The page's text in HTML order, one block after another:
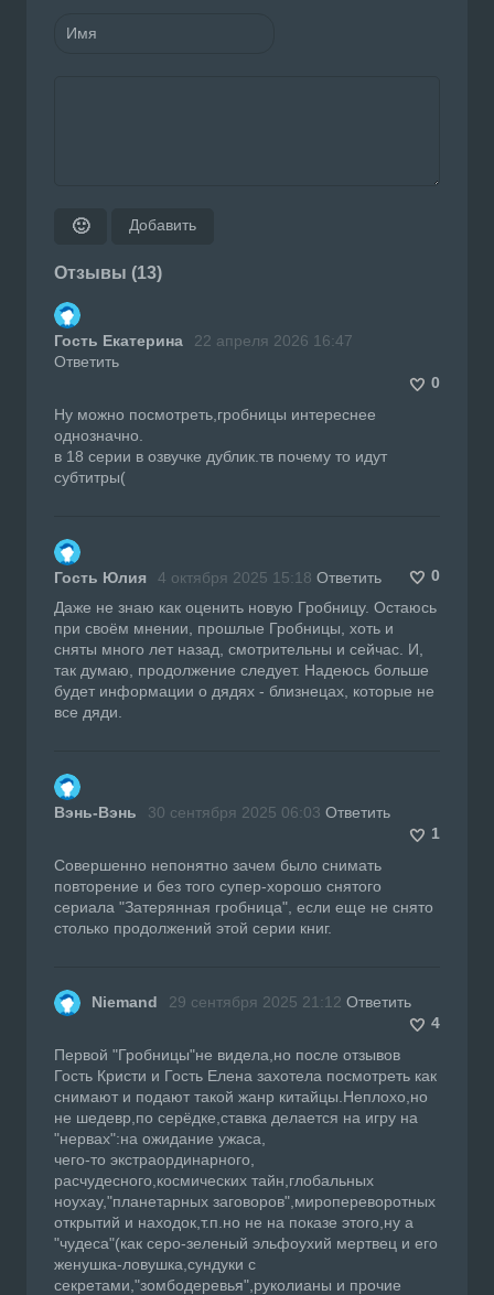
🙂 Добавить
Отзывы (13)
Гость Екатерина
22 апреля 2026 16:47
Ответить
0
Ну можно посмотреть,гробницы интереснее
однозначно.
в 18 серии в озвучке дублик.тв почему то идут
субтитры(
Гость Юлия 4 октября 2025 15:18 Ответить
0
Даже не знаю как оценить новую Гробницу. Остаюсь
при своём мнении, прошлые Гробницы, хоть и
сняты много лет назад, смотрительны и сейчас. И,
так думаю, продолжение следует. Надеюсь больше
будет информации о дядях - близнецах, которые не
все дяди.
Вэнь-Вэнь 30 сентября 2025 06:03 Ответить
1
Совершенно непонятно зачем было снимать
повторение и без того супер-хорошо снятого
сериала "Затерянная гробница", если еще не снято
столько продолжений этой серии книг.
Niemand 29 сентября 2025 21:12 Ответить
4
Первой "Гробницы"не видела,но после отзывов
Гость Кристи и Гость Елена захотела посмотреть как
снимают и подают такой жанр китайцы.Неплохо,но
не шедевр,по серёдке,ставка делается на игру на
"нервах":на ожидание ужаса,
чего-то экстраординарного,
расчудесного,космических тайн,глобальных
ноухау,"планетарных заговоров",миропереворотных
открытий и находок,т.п.но не на показе этого,ну а
"чудеса"(как серо-зеленый эльфоухий мертвец и его
женушка-ловушка,сундуки с
секретами,"зомбодеревья",руколианы и прочие